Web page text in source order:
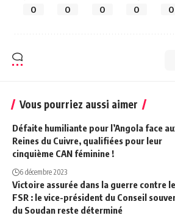
0 0 0 0 0
Vous pourriez aussi aimer
Défaite humiliante pour l’Angola face
Reines du Cuivre, qualifiées pour leur
cinquième CAN féminine !
6 décembre 2023
Victoire assurée dans la guerre contre
FSR : le vice-président du Conseil
du Soudan reste déterminé